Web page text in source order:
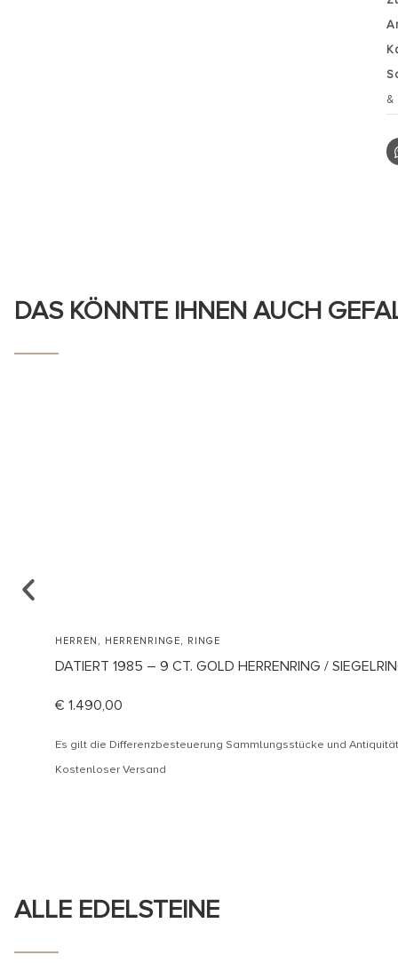
&
DAS KÖNNTE IHNEN AUCH
HERREN , HERRENRINGE, RINGE
DATIERT 1985 – 9 CT. GOLD HERRENRING /
€ 1.490,00
Es gilt die Differenzbesteuerung Sammlungsstücke und
Kostenloser Versand
ALLE EDELSTEINE